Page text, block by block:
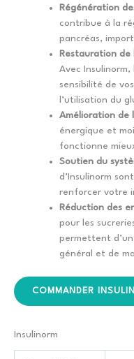
Régénération
contribue à la
pancréas,
Restauration de
Avec
sensibilité de
l’utilisation du
Amélioration de
énergique et
fonctionne
Soutien du
d’Insulinorm
renforcer votre
Réduction des
pour les
permettent
général et de
COMMANDER
Insulinorm